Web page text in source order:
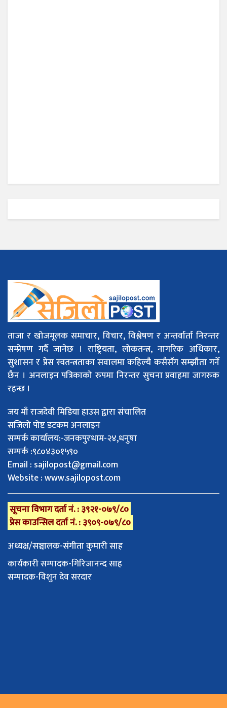
ताजा र खोजमूलक समाचार, विचार, विश्लेषण र अन्तर्वार्ता निरन्तर
सम्प्रेषण गर्दै जानेछ । राष्ट्रियता, लोकतन्त्र, नागरिक अधिकार,
सुशासन र प्रेस स्वतन्त्रताका सवालमा कहिल्यै कसैसँग सम्झौता गर्ने
छैन । अनलाइन पत्रिकाको रुपमा निरन्तर सुचना प्रवाहमा जागरुक
रहन्छ ।
जय माँ राजदेवी मिडिया हाउस द्वारा संचालित
सजिलो पोष्ट डटकम अनलाइन
सम्पर्क कार्यालय:-जनकपुरधाम-२४,धनुषा
सम्पर्क :९८०४३०१५९०
Email : sajilopost@gmail.com
Website : www.sajilopost.com
सूचना विभाग दर्ता नं. : ३९२१-०७९/८०
प्रेस काउन्सिल दर्ता नं. : ३९०९-०७९/८०
अध्यक्ष/सञ्चालक-संगीता कुमारी साह
कार्यकारी सम्पादक-गिरिजानन्द साह
सम्पादक-विशुन देव सरदार